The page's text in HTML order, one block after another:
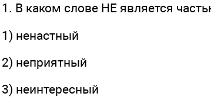
1. В каком слове НЕ является
1) ненастный
2) неприятный
3) неинтересный